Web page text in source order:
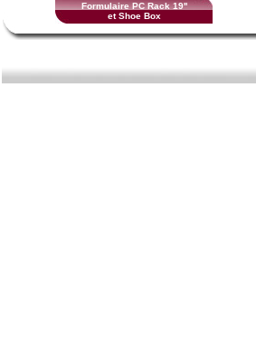
Formulaire PC Rack 19''
et Shoe Box